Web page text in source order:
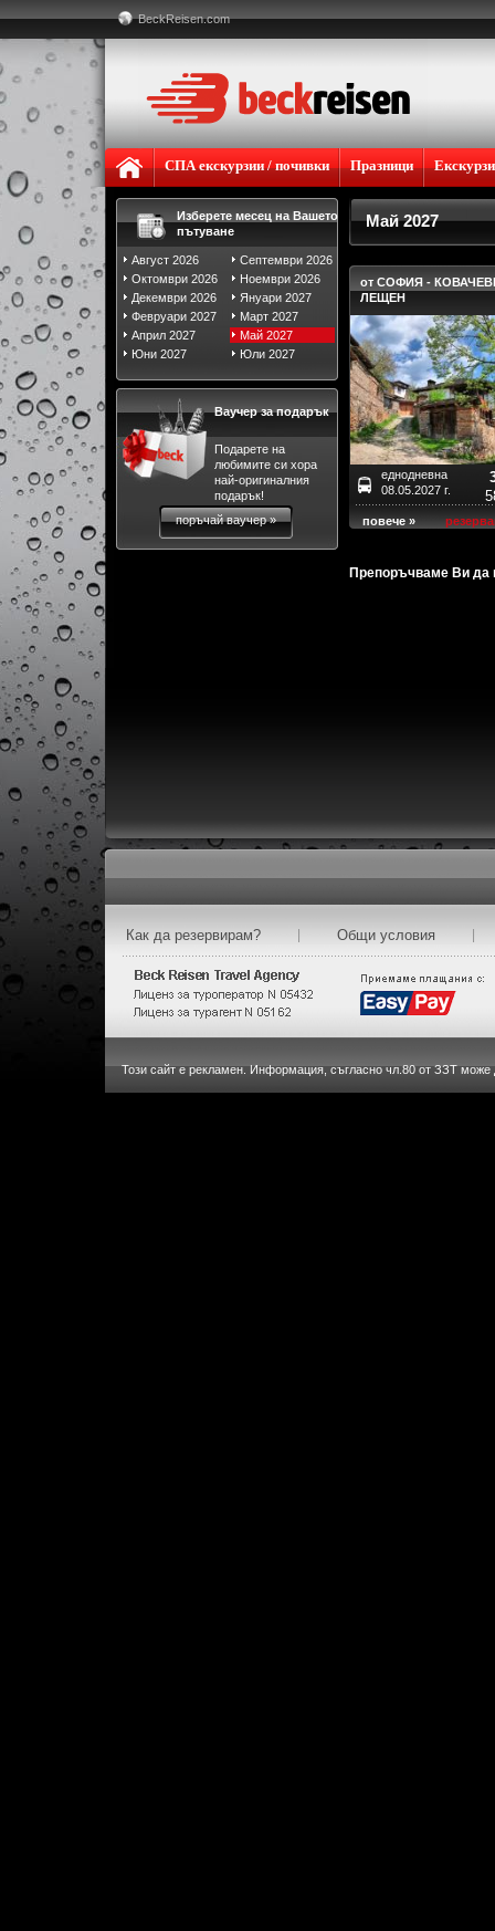
BeckReisen.com
СПА екскурзии / почивки Празници
Изберете месец на Вашето
пътуване
Август 2026
Септември 2026
Октомври 2026
Ноември 2026
Декември 2026
Януари 2027
Февруари 2027
Март 2027
Април 2027
Май 2027
Юни 2027
Юли 2027
Ваучер за подарък
Подарете на
любимите си хора
най-оригиналния
подарък!
поръчай ваучер »
Май 2027
от СОФИЯ -
ЛЕЩЕН
еднодневна
08.05.2027 г.
повече »
Препоръчваме Ви да
Как да резервирам? Общи условия
Този сайт е рекламен. Информация, съгласно чл.80 от ЗЗТ